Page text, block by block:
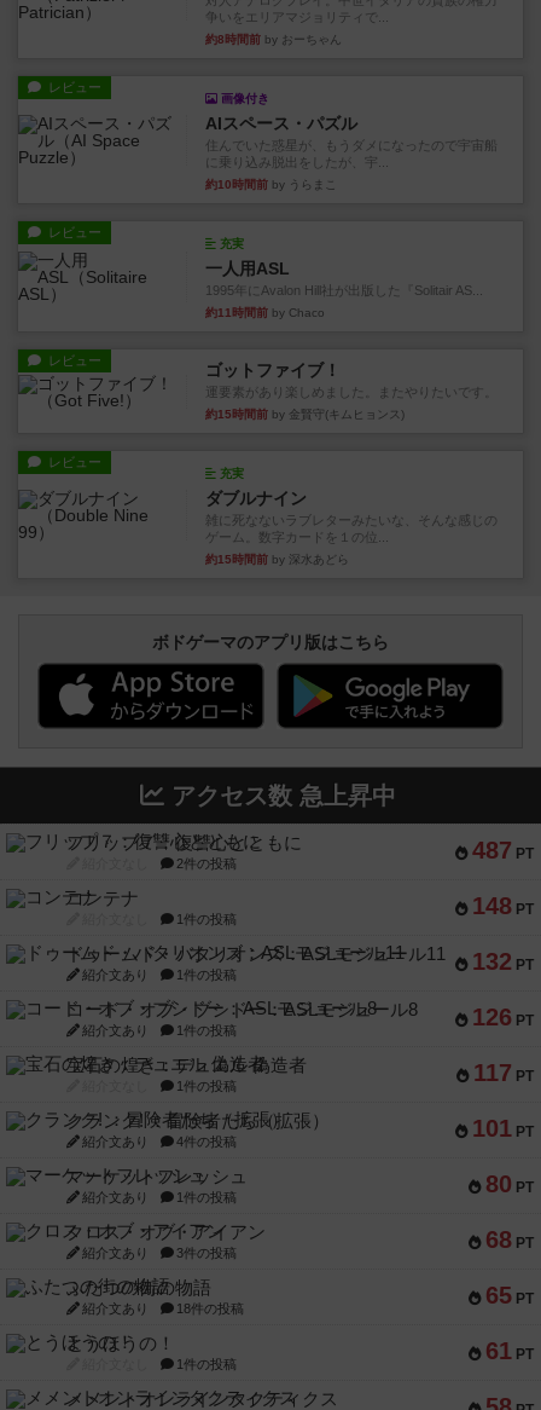
争いをエリアマジョリティで...
約8時間前 by おーちゃん
レビュー
画像付き
AIスペース・パズル
住んでいた惑星が、もうダメになったので宇宙船
に乗り込み脱出をしたが、宇...
約10時間前 by うらまこ
レビュー
充実
一人用ASL
1995年にAvalon Hill社が出版した『Solitair AS...
約11時間前 by Chaco
レビュー ゴットファイブ！
運要素があり楽しめました。またやりたいです。
約15時間前 by 金賢守(キムヒョンス)
レビュー
充実
ダブルナイン
雑に死なないラブレターみたいな、そんな感じの
ゲーム。数字カードを１の位...
約15時間前 by 深水あどら
ボドゲーマのアプリ版はこちら
アクセス数 急上昇中
487 PT
フリップ７：復讐心とともに
2件の投稿
148 PT
コンテナ
1件の投稿
132 PT
ドゥームド・バタリオンズ：ASLモジュール11
紹介文あり 1件の投稿
126 PT
コード・オブ・ブシドー：ASLモジュール8
紹介文あり 1件の投稿
117 PT
宝石の煌き：デュエル 偽造者
1件の投稿
101 PT
クランク! ：冒険者たち（拡張）
紹介文あり 4件の投稿
80 PT
マーケットフレッシュ
紹介文あり 1件の投稿
68 PT
クロス・オブ・アイアン
紹介文あり 3件の投稿
65 PT
ふたつの街の物語
紹介文あり 18件の投稿
61 PT
とうほうの！
1件の投稿
メメントオンラインタクティクス